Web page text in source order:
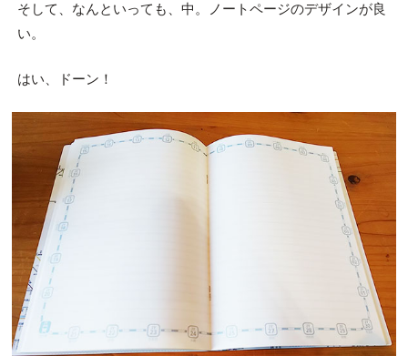
そして、なんといっても、中。ノートページのデザインが良
い。
はい、ドーン！